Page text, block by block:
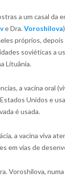
a um casal da
e Dra. Voroshilova
próprios,
soviéticas a
Lituânia.
a vacina oral
Unidos e
é usada.
a vacina viva
em vias de
Voroshilova,